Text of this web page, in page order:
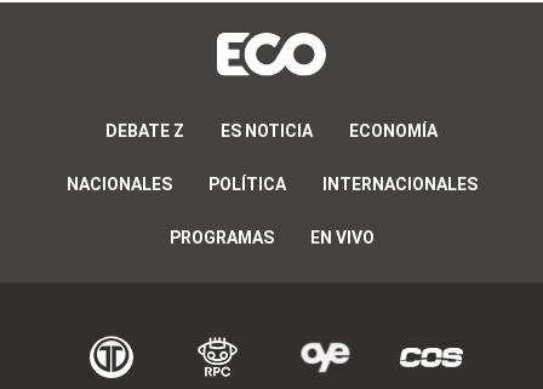
DEBATE Z ES NOTICIA ECONOMÍA
NACIONALES POLÍTICA INTERNACIONALES
PROGRAMAS EN VIVO